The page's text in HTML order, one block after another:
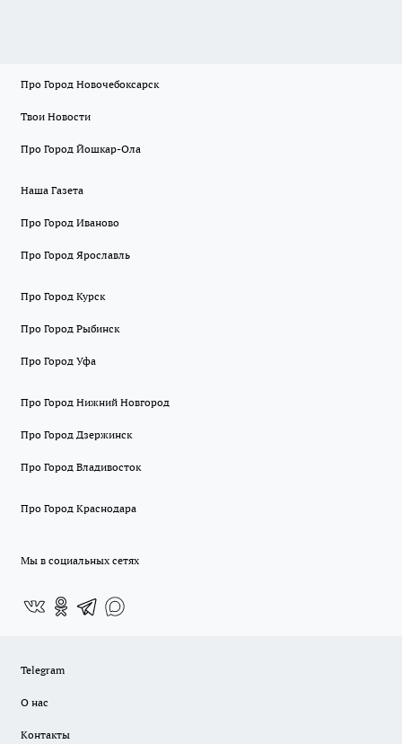
Про Город Новочебоксарск
Твои Новости
Про Город Йошкар-Ола
Наша Газета
Про Город Иваново
Про Город Ярославль
Про Город Курск
Про Город Рыбинск
Про Город Уфа
Про Город Нижний Новгород
Про Город Дзержинск
Про Город Владивосток
Про Город Краснодара
Мы в социальных сетях
Telegram
О нас
Контакты